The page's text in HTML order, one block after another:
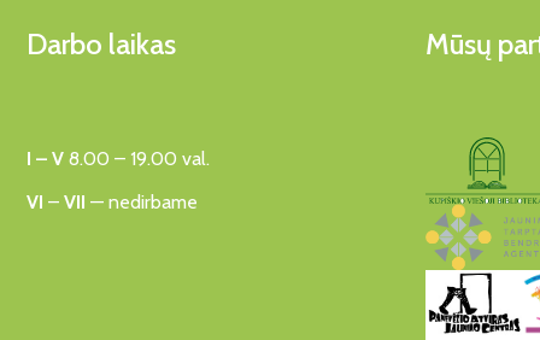
Darbo laikas
I – V 8.00 – 19.00 val.
VI – VII — nedirbame
Mūsų